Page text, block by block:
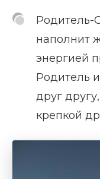
Родитель-
наполнит
энергией
Родитель
друг
крепкой